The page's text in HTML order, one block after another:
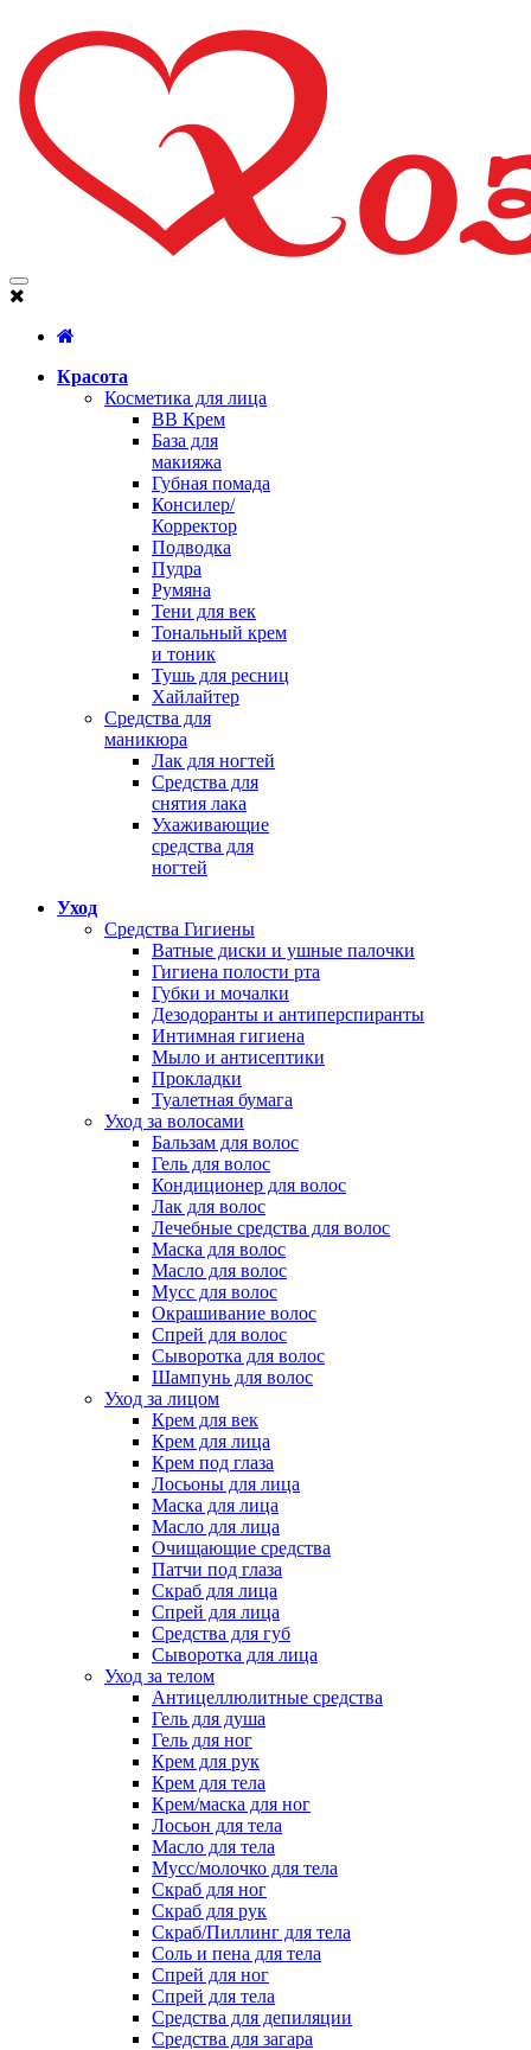
Красота
Косметика для лица
BB Крем
База для
макияжа
Губная помада
Консилер/
Корректор
Подводка
Пудра
Румяна
Тени для век
Тональный крем
и тоник
Тушь для ресниц
Хайлайтер
Средства для
маникюра
Лак для ногтей
Средства для
снятия лака
Ухаживающие
средства для
ногтей
Уход
Средства Гигиены
Ватные диски и ушные палочки
Гигиена полости рта
Губки и мочалки
Дезодоранты и антиперспиранты
Интимная гигиена
Мыло и антисептики
Прокладки
Туалетная бумага
Уход за волосами
Бальзам для волос
Гель для волос
Кондиционер для волос
Лак для волос
Лечебные средства для волос
Маска для волос
Масло для волос
Мусс для волос
Окрашивание волос
Спрей для волос
Сыворотка для волос
Шампунь для волос
Уход за лицом
Крем для век
Крем для лица
Крем под глаза
Лосьоны для лица
Маска для лица
Масло для лица
Очищающие средства
Патчи под глаза
Скраб для лица
Спрей для лица
Средства для губ
Сыворотка для лица
Уход за телом
Антицеллюлитные средства
Гель для душа
Гель для ног
Крем для рук
Крем для тела
Крем/маска для ног
Лосьон для тела
Масло для тела
Мусс/молочко для тела
Скраб для ног
Скраб для рук
Скраб/Пиллинг для тела
Соль и пена для тела
Спрей для ног
Спрей для тела
Средства для депиляции
Средства для загара